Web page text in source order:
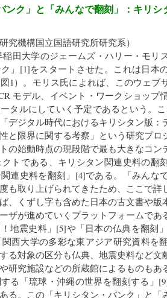
ンク」と「みんなで翻刻」：キリ
究機構国立国語研究所研究系）
稲田大学のジェームズ・ハリー・モリ
ク」[1]をスタートさせた。これは日本
1）。モリス氏によれば、このウェブ
モデル、イベント・ワークショップ
タルにしていく予定であるという。
デジタル時代におけるキリシタン版
と限界に関する考察」という研究プ
の始動時点の現段階で最も大きなコン
トである、キリシタン関連史料の翻
連史料を翻刻」[4]である。「みんな
も取り上げられてきたため、ここで詳
、くずし字も含めた日本の古文書や版
ザが進めていくプラットフォームであ
地震史料」[5]や「日本の仏典を翻刻
西大学の多彩な東アジア研究資料を
る対象の区分も仏典、地震史料など
研究施設などの所蔵館によるものもあ
る「琉球・沖縄の世界を翻刻する」
る。この「キリシタン・バンク」と